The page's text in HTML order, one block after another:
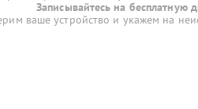
Записывайтесь на бесплатную
ваше устройство и укажем на